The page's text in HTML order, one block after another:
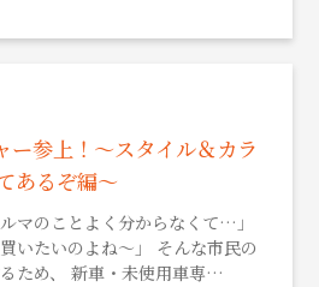
ー参上！～スタイル＆カラ
あるぞ編～
マのことよく分からなくて…」
いたいのよね～」 そんな市民の
ため、 新車・未使用車専…